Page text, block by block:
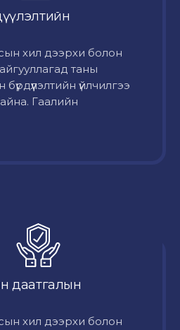
хил дээрхи болон
таны
үйлчилгээ
Гаалийн
даатгалын
хил дээрхи болон